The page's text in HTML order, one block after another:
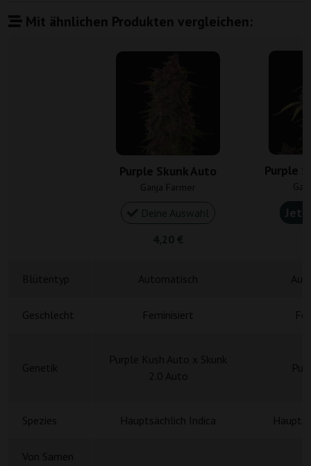
Mit ähnlichen Produkten vergleichen:
Purple Skunk Auto
Ganja Farmer
Purple
Geschlecht Feminisiert
Spezies Hauptsächlich Indica